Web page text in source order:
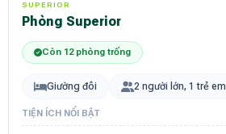
SUPERIOR
Phòng Superior
Còn 12 phòng trống
Giường đôi 2 người lớn, 1 trẻ em
TIỆN ÍCH NỔI BẬT